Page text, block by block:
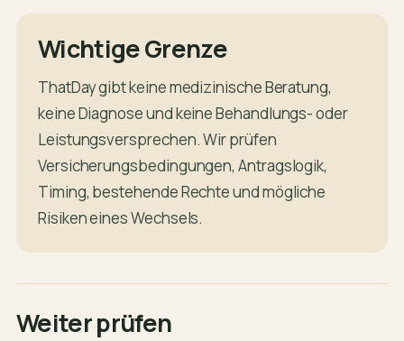
Wichtige Grenze
ThatDay gibt keine medizinische Beratung,
keine Diagnose und keine Behandlungs- oder
Leistungsversprechen. Wir prüfen
Versicherungsbedingungen, Antragslogik,
Timing, bestehende Rechte und mögliche
Risiken eines Wechsels.
Weiter prüfen